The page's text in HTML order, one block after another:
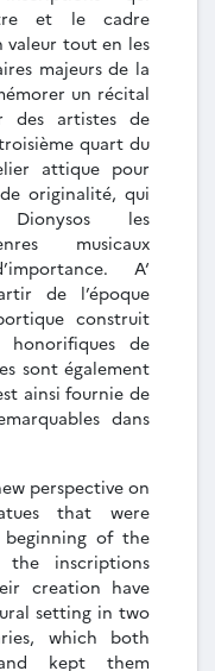
et le cadre
tout en les
majeurs de la
un récital
des artistes de
quart du
attique pour
originalité, qui
les
musicaux
A‘
de l’époque
construit
honorifiques de
sont également
ainsi fournie de
dans
perspective on
that were
beginning of the
the inscriptions
creation have
setting in two
which both
kept them